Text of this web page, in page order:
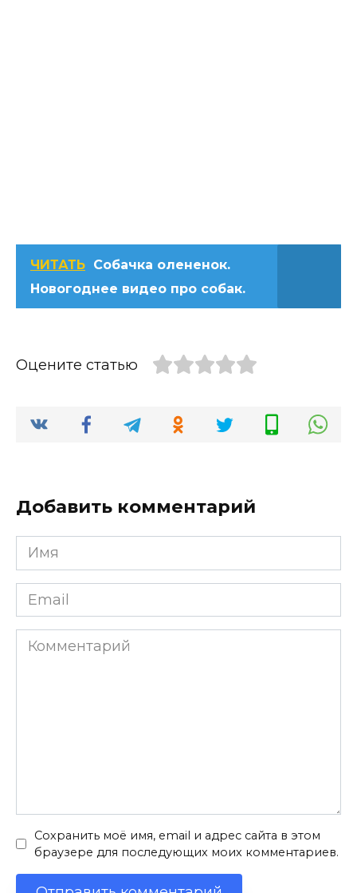
ЧИТАТЬ Собачка олененок.
Новогоднее видео про собак.
Оцените статью
Добавить комментарий
Имя
*
Email
*
Комментарий
Сохранить моё имя, email и адрес сайта в этом
браузере для последующих моих комментариев.